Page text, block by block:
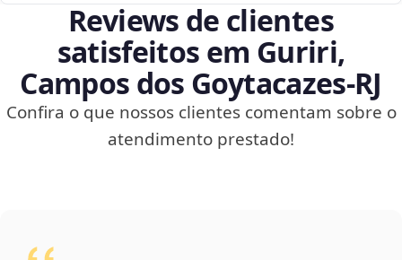
Reviews de clientes
satisfeitos em Guriri,
Campos dos Goytacazes‑RJ
Confira o que nossos clientes comentam sobre o
atendimento prestado!